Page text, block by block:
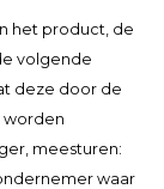
het product, de
volgende
deze door de
worden
meesturen:
waar